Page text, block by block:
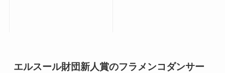
エルスール財団新人賞のフラメンコダンサー